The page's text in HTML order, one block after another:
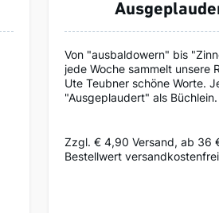
Von "ausbaldowern" bis
jede Woche sammelt unsere
Ute Teubner schöne Worte.
"Ausgeplaudert" als Büchlein.
Zzgl. € 4,90 Versand, ab 36
Bestellwert versandkostenfrei